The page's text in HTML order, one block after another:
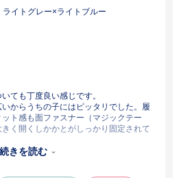
ライトグレー×ライトブルー
ても丁度良い感じです。
からうちの子にはピッタリでした。履
ト感も面ファスナー（マジックテー
く開くしかかとがしっかり固定されて
かせてみたら自分から進んで履きたが
続きを読む